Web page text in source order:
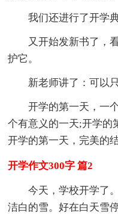
我们还进行了开学
又开始发新书了，
护它。
新老师讲了：可以
开学的第一天，一
个有意义的一天;开学的
开学的第一天，完美的
开学作文300字 篇2
今天，学校开学了
洁白的雪。好在白天雪